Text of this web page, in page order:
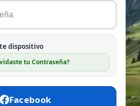
dispositivo
tu Contraseña?
Facebook